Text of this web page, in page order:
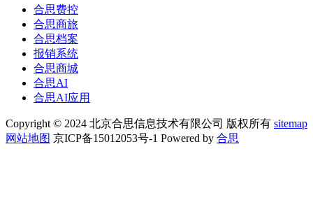
合思费控
合思商旅
合思档案
报销系统
合思商城
合思AI
合思AI应用
Copyright © 2024 北京合思信息技术有限公司 版权所有 sitemap
网站地图 京ICP备15012053号-1 Powered by 合思